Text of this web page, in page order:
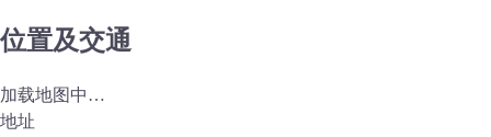
位置及交通
加载地图中…
地址